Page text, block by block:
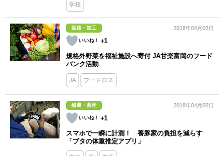
学校
販路・加工
+1
2018年04月03日
規格外野菜を福祉施設へ寄付 JA甘楽富岡のフード
バンク活動
JA フードロス
酪農・畜産
+1
2018年04月02日
スマホで一瞬に計測！ 養豚家の負担を減らす
「ブタの体重推定アプリ」